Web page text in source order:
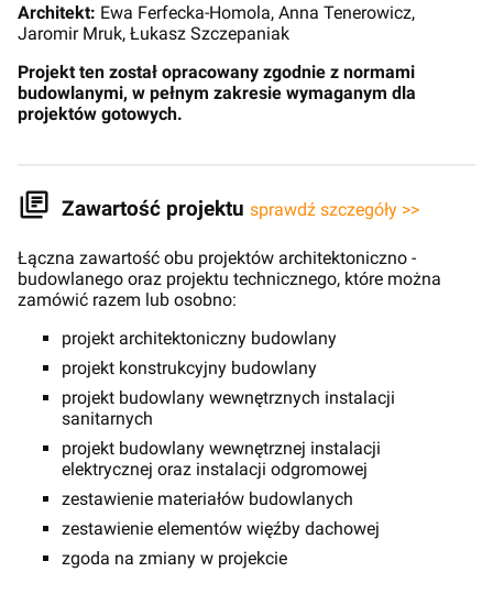
Architekt: Ewa Ferfecka-Homola, Anna Tenerowicz,
Jaromir Mruk, Łukasz Szczepaniak
Projekt ten został opracowany zgodnie z normami
budowlanymi, w pełnym zakresie wymaganym dla
projektów gotowych.
Zawartość projektu sprawdź szczegóły >>
Łączna zawartość obu projektów architektoniczno -
budowlanego oraz projektu technicznego, które można
zamówić razem lub osobno:
projekt architektoniczny budowlany
projekt konstrukcyjny budowlany
projekt budowlany wewnętrznych instalacji
sanitarnych
projekt budowlany wewnętrznej instalacji
elektrycznej oraz instalacji odgromowej
zestawienie materiałów budowlanych
zestawienie elementów więźby dachowej
zgoda na zmiany w projekcie